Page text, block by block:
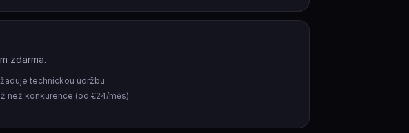
zdarma.
technickou údržbu
než konkurence (od €24/měs)